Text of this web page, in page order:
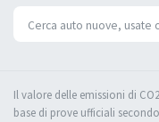
Il valore delle emissioni di
base di prove ufficiali